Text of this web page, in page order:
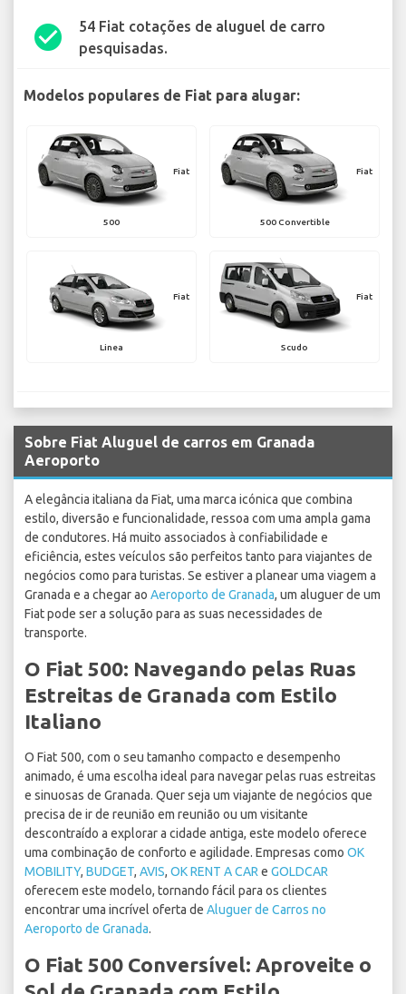
check_circle
54 Fiat cotações de aluguel de carro
pesquisadas.
Modelos populares de Fiat para alugar:
Fiat
500
Fiat
500 Convertible
Fiat
Linea
Fiat
Scudo
Sobre Fiat Aluguel de carros em Granada
Aeroporto
A elegância italiana da Fiat, uma marca icónica que combina
estilo, diversão e funcionalidade, ressoa com uma ampla gama
de condutores. Há muito associados à confiabilidade e
eficiência, estes veículos são perfeitos tanto para viajantes de
negócios como para turistas. Se estiver a planear uma viagem a
Granada e a chegar ao Aeroporto de Granada, um aluguer de um
Fiat pode ser a solução para as suas necessidades de
transporte.
O Fiat 500: Navegando pelas Ruas
Estreitas de Granada com Estilo
Italiano
O Fiat 500, com o seu tamanho compacto e desempenho
animado, é uma escolha ideal para navegar pelas ruas estreitas
e sinuosas de Granada. Quer seja um viajante de negócios que
precisa de ir de reunião em reunião ou um visitante
descontraído a explorar a cidade antiga, este modelo oferece
uma combinação de conforto e agilidade. Empresas como OK
MOBILITY, BUDGET, AVIS, OK RENT A CAR e GOLDCAR
oferecem este modelo, tornando fácil para os clientes
encontrar uma incrível oferta de Aluguer de Carros no
Aeroporto de Granada.
O Fiat 500 Conversível: Aproveite o